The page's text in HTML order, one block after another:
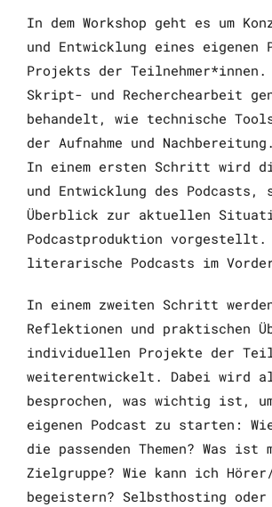
In dem Workshop geht es um
und Entwicklung eines eigenen
Projekts der Teilnehmer*innen.
Skript- und Recherchearbeit
behandelt, wie technische
der Aufnahme und Nachbereitung.
In einem ersten Schritt wird
und Entwicklung des Podcasts,
Überblick zur aktuellen
Podcastproduktion vorgestellt.
literarische Podcasts im
In einem zweiten Schritt
Reflektionen und praktischen
individuellen Projekte der
weiterentwickelt. Dabei wird
besprochen, was wichtig ist,
eigenen Podcast zu starten:
die passenden Themen? Was ist
Zielgruppe? Wie kann ich
begeistern? Selbsthosting oder